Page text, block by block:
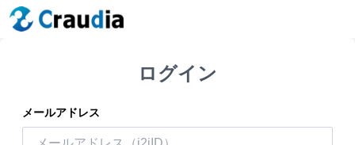
ログイン
メールアドレス